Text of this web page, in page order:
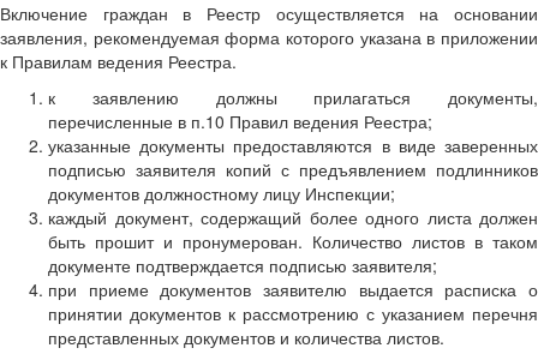
Включение граждан в Реестр осуществляется на основании
заявления, рекомендуемая форма которого указана в приложении
к Правилам ведения Реестра.
к заявлению должны прилагаться документы,
перечисленные в п.10 Правил ведения Реестра;
указанные документы предоставляются в виде заверенных
подписью заявителя копий с предъявлением подлинников
документов должностному лицу Инспекции;
каждый документ, содержащий более одного листа должен
быть прошит и пронумерован. Количество листов в таком
документе подтверждается подписью заявителя;
при приеме документов заявителю выдается расписка о
принятии документов к рассмотрению с указанием перечня
представленных документов и количества листов.